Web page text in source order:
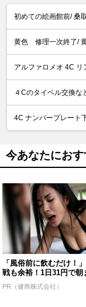
初めての絵画館前/ 桑
黄色 修理一次終了/
アルファロメオ 4C リ
４Cのタイベル交換な
4C ナンバープレート
今あなたにお
「風俗前に飲むだけ！
戦も余裕！1日31円で朝
PR（健商株式会社）